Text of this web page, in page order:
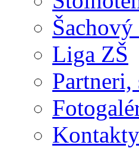
Liga ZŠ
Partneri,
Kontakty